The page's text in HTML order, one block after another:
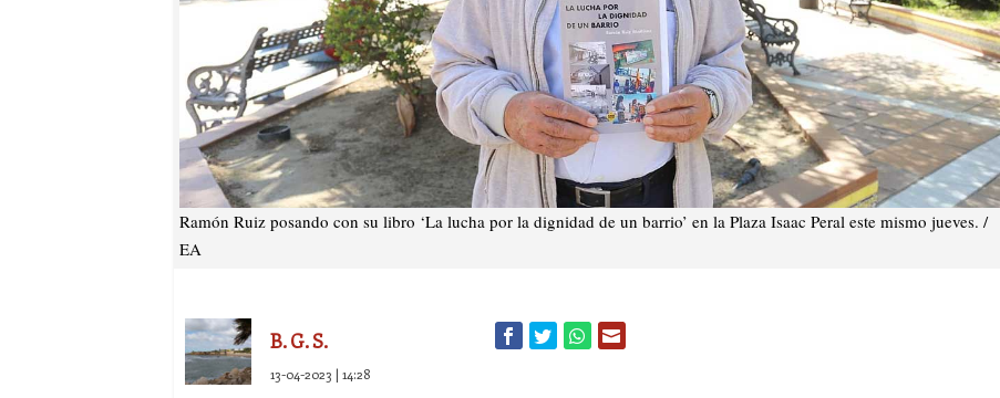
Ramón Ruiz posando con su libro ‘La lucha por la dignidad de un barrio’ en la Plaza Isaac Peral este mismo jueves. /
EA
B. G. S.
13-04-2023 | 14:28